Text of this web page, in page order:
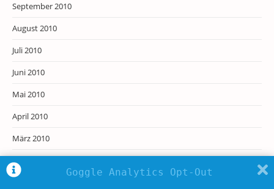
September 2010
August 2010
Juli 2010
Juni 2010
Mai 2010
April 2010
März 2010
Februar 2010
Goggle Analytics Opt-Out